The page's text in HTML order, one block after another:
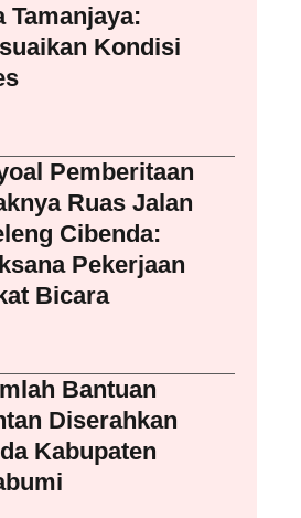
Tamanjaya:
Kondisi
Pemberitaan
Ruas Jalan
Cibenda:
Pekerjaan
Bicara
Bantuan
Diserahkan
Kabupaten